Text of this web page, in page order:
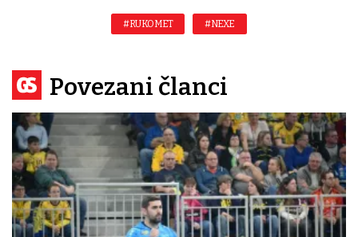
#RUKOMET #NEXE
Povezani članci